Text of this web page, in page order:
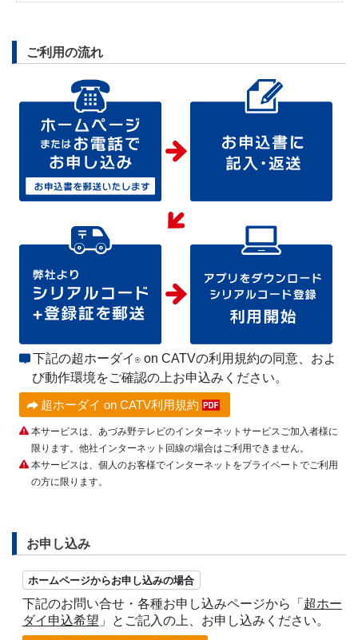
ご利用の流れ
下記の超ホーダイ® on CATVの利用規約の同意、およ
び動作環境をご確認の上お申込みください。
超ホーダイ on CATV利用規約
本サービスは、あづみ野テレビのインターネットサービスご加入者様に
限ります。他社インターネット回線の場合はご利用できません。
本サービスは、個人のお客様でインターネットをプライベートでご利用
の方に限ります。
お申し込み
ホームページからお申し込みの場合
下記のお問い合せ・各種お申し込みページから「 超ホー
ダイ申込希望 」とご記入の上、お申し込みください。